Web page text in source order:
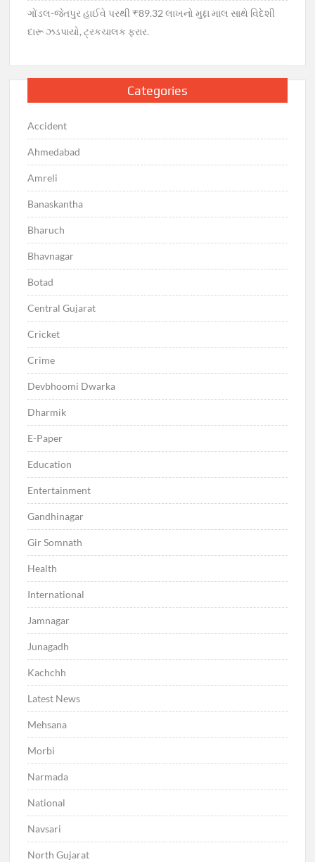
ગોંડલ-જેતપુર હાઈવે પરથી ₹89.32 લાખનો મુદ્દા માલ સાથે વિદેશી
દારૂ ઝડપાયો, ટ્રકચાલક ફરાર.
Categories
Accident
Ahmedabad
Amreli
Banaskantha
Bharuch
Bhavnagar
Botad
Central Gujarat
Cricket
Crime
Devbhoomi Dwarka
Dharmik
E-Paper
Education
Entertainment
Gandhinagar
Gir Somnath
Health
International
Jamnagar
Junagadh
Kachchh
Latest News
Mehsana
Morbi
Narmada
National
Navsari
North Gujarat